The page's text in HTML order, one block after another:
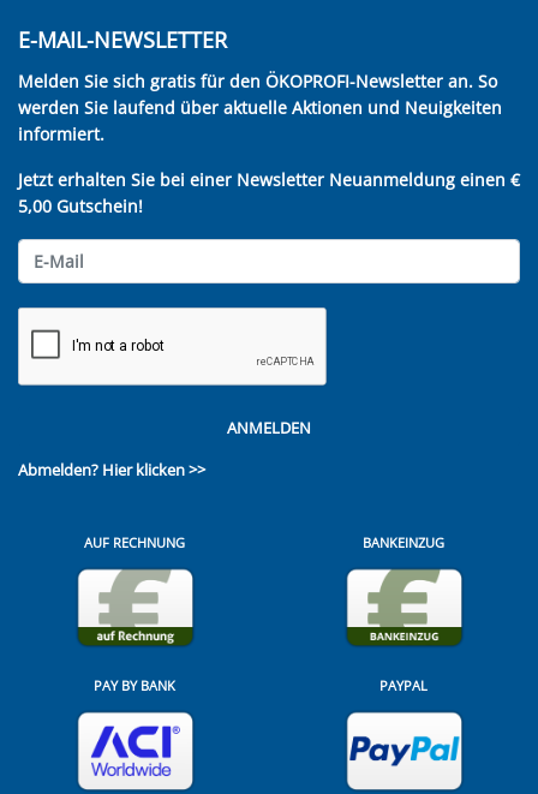
E-MAIL-NEWSLETTER
Melden Sie sich gratis für den ÖKOPROFI-Newsletter an. So
werden Sie laufend über aktuelle Aktionen und Neuigkeiten
informiert.
Jetzt erhalten Sie bei einer Newsletter Neuanmeldung einen €
5,00 Gutschein!
ANMELDEN
Abmelden? Hier klicken >>
AUF RECHNUNG BANKEINZUG
PAY BY BANK PAYPAL